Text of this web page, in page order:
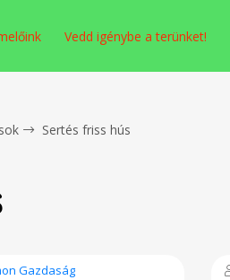
Vedd igénybe a terünket!
Sertés friss hús
Gazdaság